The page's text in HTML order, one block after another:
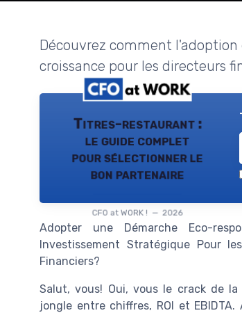
Découvrez comment
croissance pour les directeurs
Titres-restaurant :
le guide complet
pour sélectionner le
bon partenaire
CFO at WORK ! — 2026
Adopter une Démarche Eco-
Investissement Stratégique Pour
Financiers?
Salut, vous! Oui, vous le crack de
jongle entre chiffres, ROI et EBIDTA.